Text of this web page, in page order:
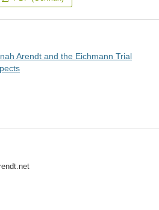
Arendt and the Eichmann Trial